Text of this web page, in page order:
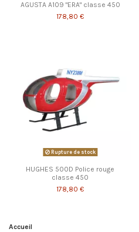
AGUSTA A109 "ERA" classe 450
178,80 €
Rupture de stock
HUGHES 500D Police rouge
classe 450
178,80 €
Accueil